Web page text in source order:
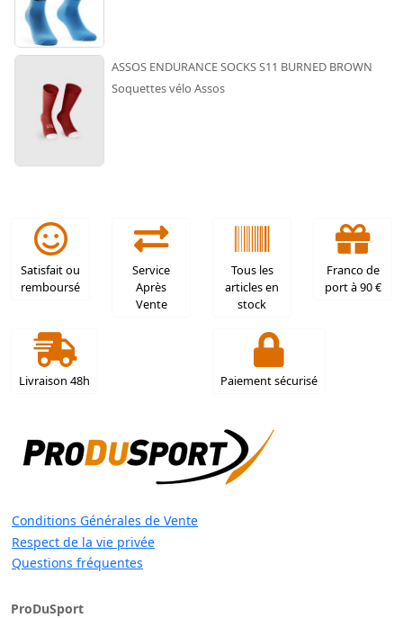
ASSOS ENDURANCE SOCKS S11 BURNED BROWN
Soquettes vélo Assos
Satisfait ou
remboursé
Service
Après
Vente
Tous les
articles en
stock
Franco de
port à 90 €
Livraison 48h Paiement sécurisé
Conditions Générales de Vente
Respect de la vie privée
Questions fréquentes
ProDuSport